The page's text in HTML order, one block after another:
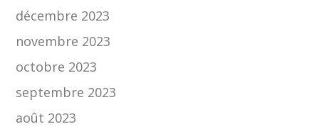
décembre 2023
novembre 2023
octobre 2023
septembre 2023
août 2023